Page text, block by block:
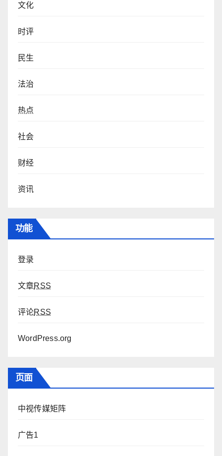
文化
时评
民生
法治
热点
社会
财经
资讯
功能
登录
文章RSS
评论RSS
WordPress.org
页面
中视传媒矩阵
广告1